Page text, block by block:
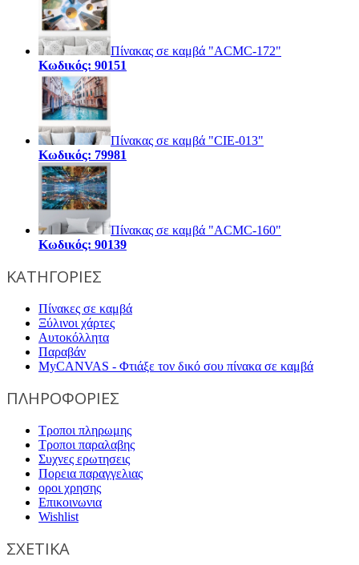
Πίνακας σε καμβά "ACMC-172"
Κωδικός: 90151
Πίνακας σε καμβά "CIE-013"
Κωδικός: 79981
Πίνακας σε καμβά "ACMC-160"
Κωδικός: 90139
ΚΑΤΗΓΟΡΙΕΣ
Πίνακες σε καμβά
Ξύλινοι χάρτες
Αυτοκόλλητα
Παραβάν
MyCANVAS - Φτιάξε τον δικό σου πίνακα σε καμβά
ΠΛΗΡΟΦΟΡΙΕΣ
Τροποι πληρωμης
Τροποι παραλαβης
Συχνες ερωτησεις
Πορεια παραγγελιας
οροι χρησης
Επικοινωνια
Wishlist
ΣΧΕΤΙΚΑ